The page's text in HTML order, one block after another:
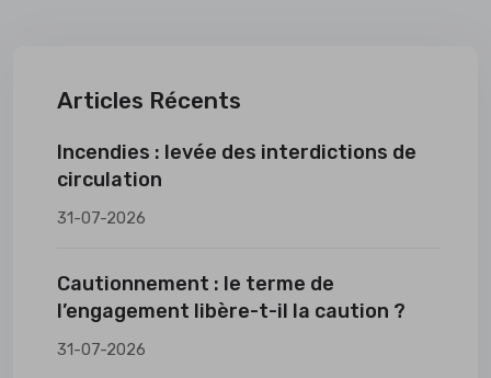
Articles Récents
Incendies : levée des interdictions de
circulation
31-07-2026
Cautionnement : le terme de
l’engagement libère-t-il la caution ?
31-07-2026